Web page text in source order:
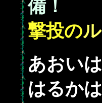
備！
撃投の
あおい
はるか